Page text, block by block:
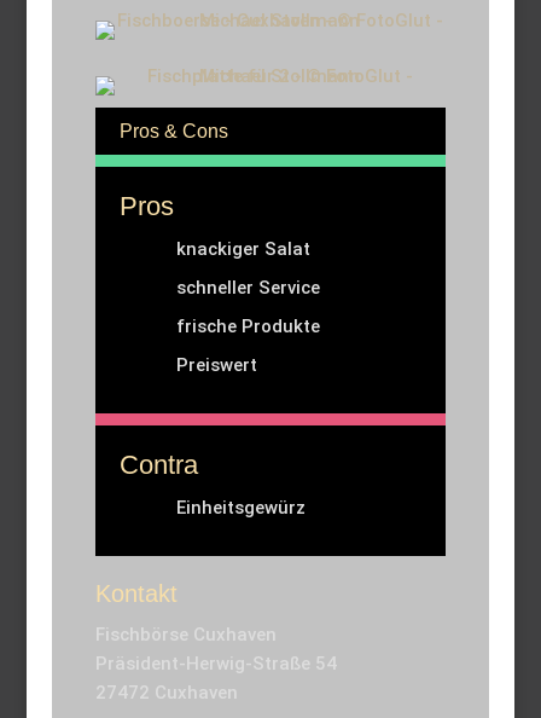
Pros & Cons
Pros
knackiger Salat
schneller Service
frische Produkte
Preiswert
Contra
Einheitsgewürz
Kontakt
Fischbörse Cuxhaven
Präsident-Herwig-Straße 54
27472 Cuxhaven